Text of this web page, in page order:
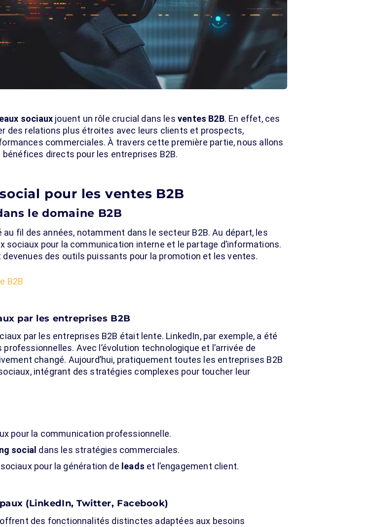
sociaux jouent un rôle crucial dans lesventes B2B. En effet, ces
des relations plus étroites avec leurs clients et prospects,
commerciales. À travers cette première partie, nous allons
bénéfices directs pour les entreprises B2B.
pour les ventes B2B
le domaine B2B
fil des années, notamment dans le secteur B2B. Au départ, les
pour la communication interne et le partage d’informations.
des outils puissants pour la promotion et les ventes.
B2B
par les entreprises B2B
par les entreprises B2B était lente. LinkedIn, par exemple, a été
Avec l’évolution technologique et l’arrivée de
changé. Aujourd’hui, pratiquement toutes les entreprises B2B
intégrant des stratégies complexes pour toucher leur
pour la communication professionnelle.
social dans les stratégies commerciales.
pour la génération de leads et l’engagement client.
(LinkedIn, Twitter, Facebook)
des fonctionnalités distinctes adaptées aux besoins